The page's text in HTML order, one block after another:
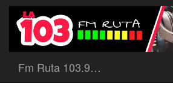
Fm Ruta 103.9…